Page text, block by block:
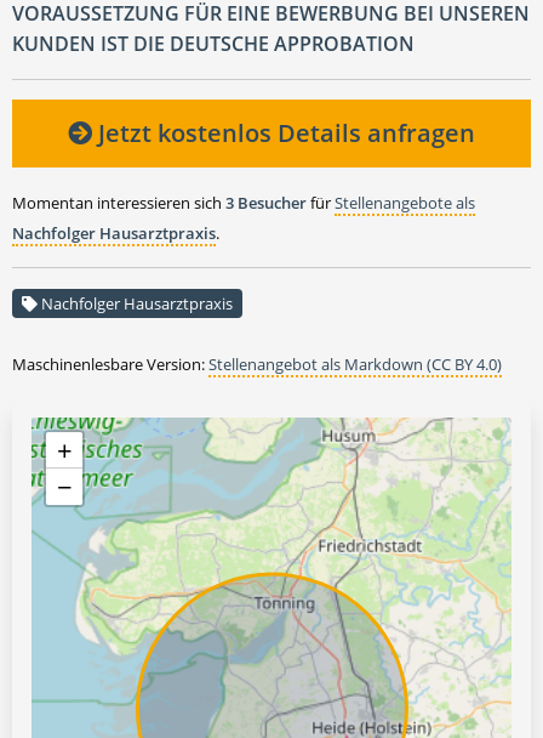
VORAUSSETZUNG FÜR EINE BEWERBUNG BEI UNSEREN
KUNDEN IST DIE DEUTSCHE APPROBATION
Jetzt kostenlos Details anfragen
Momentan interessieren sich 3 BesucherfürStellenangebote als
Nachfolger Hausarztpraxis.
Nachfolger Hausarztpraxis
Maschinenlesbare Version:Stellenangebot als Markdown (CC BY 4.0)
+
−